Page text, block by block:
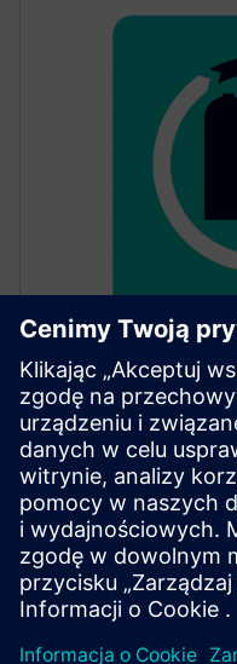
SITRANS
SITRANS mobile IQ is
your field devices.
monitor